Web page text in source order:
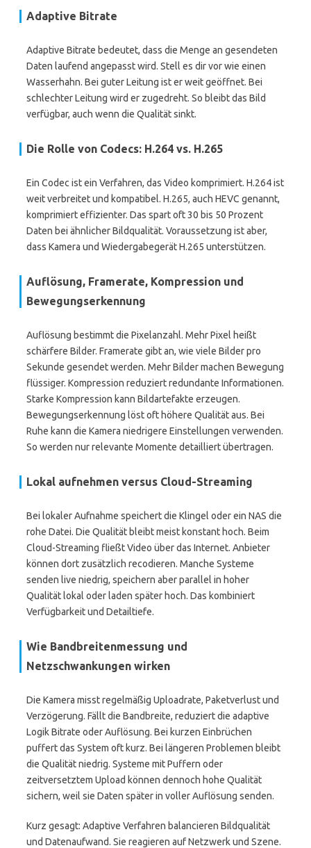
Adaptive Bitrate
Adaptive Bitrate bedeutet, dass die Menge an gesendeten
Daten laufend angepasst wird. Stell es dir vor wie einen
Wasserhahn. Bei guter Leitung ist er weit geöffnet. Bei
schlechter Leitung wird er zugedreht. So bleibt das Bild
verfügbar, auch wenn die Qualität sinkt.
Die Rolle von Codecs: H.264 vs. H.265
Ein Codec ist ein Verfahren, das Video komprimiert. H.264 ist
weit verbreitet und kompatibel. H.265, auch HEVC genannt,
komprimiert effizienter. Das spart oft 30 bis 50 Prozent
Daten bei ähnlicher Bildqualität. Voraussetzung ist aber,
dass Kamera und Wiedergabegerät H.265 unterstützen.
Auflösung, Framerate, Kompression und
Bewegungserkennung
Auflösung bestimmt die Pixelanzahl. Mehr Pixel heißt
schärfere Bilder. Framerate gibt an, wie viele Bilder pro
Sekunde gesendet werden. Mehr Bilder machen Bewegung
flüssiger. Kompression reduziert redundante Informationen.
Starke Kompression kann Bildartefakte erzeugen.
Bewegungserkennung löst oft höhere Qualität aus. Bei
Ruhe kann die Kamera niedrigere Einstellungen verwenden.
So werden nur relevante Momente detailliert übertragen.
Lokal aufnehmen versus Cloud-Streaming
Bei lokaler Aufnahme speichert die Klingel oder ein NAS die
rohe Datei. Die Qualität bleibt meist konstant hoch. Beim
Cloud-Streaming fließt Video über das Internet. Anbieter
können dort zusätzlich recodieren. Manche Systeme
senden live niedrig, speichern aber parallel in hoher
Qualität lokal oder laden später hoch. Das kombiniert
Verfügbarkeit und Detailtiefe.
Wie Bandbreitenmessung und
Netzschwankungen wirken
Die Kamera misst regelmäßig Uploadrate, Paketverlust und
Verzögerung. Fällt die Bandbreite, reduziert die adaptive
Logik Bitrate oder Auflösung. Bei kurzen Einbrüchen
puffert das System oft kurz. Bei längeren Problemen bleibt
die Qualität niedrig. Systeme mit Puffern oder
zeitversetztem Upload können dennoch hohe Qualität
sichern, weil sie Daten später in voller Auflösung senden.
Kurz gesagt: Adaptive Verfahren balancieren Bildqualität
und Datenaufwand. Sie reagieren auf Netzwerk und Szene.